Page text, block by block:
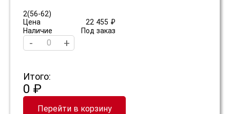
2(56-62)
Цена
22 455 ₽
Наличие
Под заказ
- +
Итого:
0 ₽
Перейти в корзину